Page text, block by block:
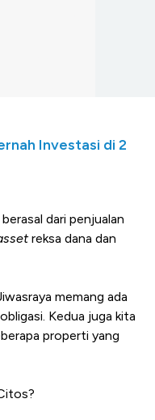
Investasi di 2
dari penjualan
reksa dana dan
memang ada
Kedua juga kita
properti yang